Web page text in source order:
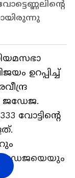
ഉറപ്പിച്ച്
ജഡേജ.
വോട്ടിന്‍റെ
ജഡേജയെയും